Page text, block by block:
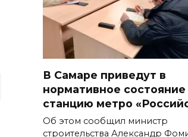
В Самаре приведут в
нормативное состояние
станцию метро
Об этом сообщил министр
строительства Александр